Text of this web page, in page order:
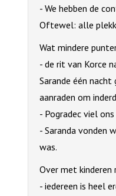
- We hebben de
Oftewel: alle
Wat mindere
- de rit van Korce
Sarande één
aanraden om
- Pogradec viel
- Saranda vonden
was.
Over met kinderen
- iedereen is heel